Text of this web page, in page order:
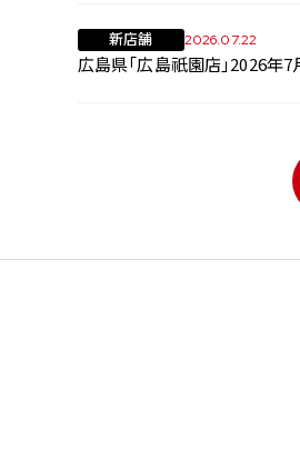
新店舗 2026.07.22
広島県「広島祇園店」2026年